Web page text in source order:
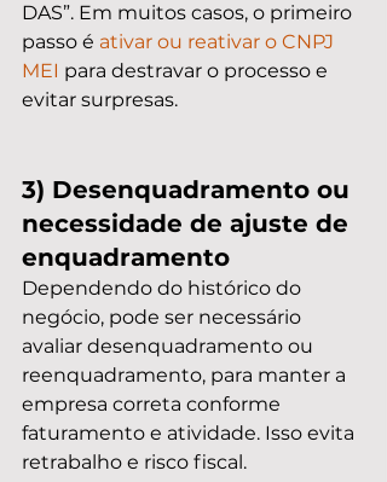
DAS”. Em muitos casos, o primeiro
passo é ativar ou reativar o CNPJ
MEI para destravar o processo e
evitar surpresas.
3) Desenquadramento ou
necessidade de ajuste de
enquadramento
Dependendo do histórico do
negócio, pode ser necessário
avaliar desenquadramento ou
reenquadramento, para manter a
empresa correta conforme
faturamento e atividade. Isso evita
retrabalho e risco fiscal.